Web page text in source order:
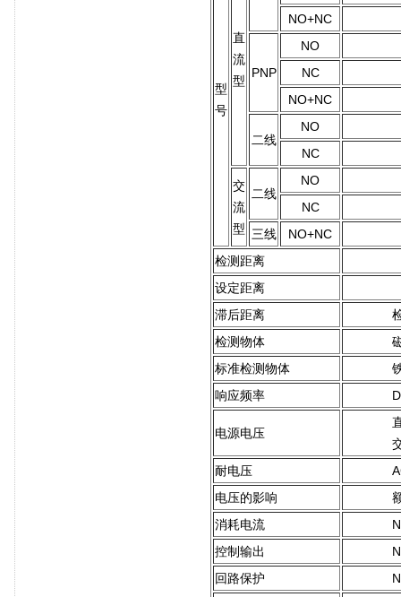
型
号
直
流
型
NO+NC
PNP
NO
NC
NO+NC
二线
NO
NC
交
流
型
二线
NO
NC
三线
NO+NC
检测距离
设定距离
滞后距离
检测物体
标准检测物体
响应频率
电源电压
耐电压
电压的影响
消耗电流
控制输出
回路保护